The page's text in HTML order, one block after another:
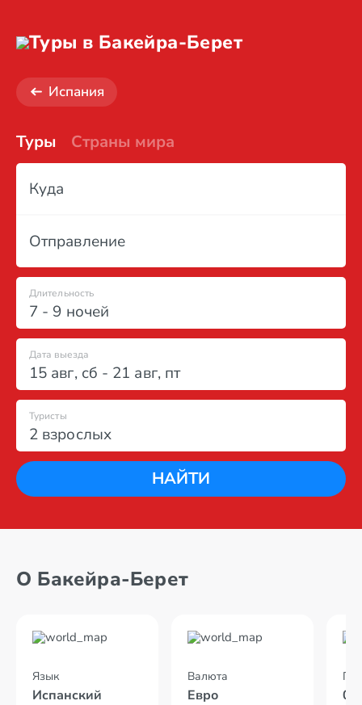
Туры в Бакейра-Берет
Испания
Туры Страны мира
Куда
Отправление
7 - 9 ночей
Длительность
Дата выезда
15 авг, сб - 21 авг, пт
2 взрослых
Туристы
НАЙТИ
О Бакейра-Берет
Язык
Испанский
Валюта
Евро